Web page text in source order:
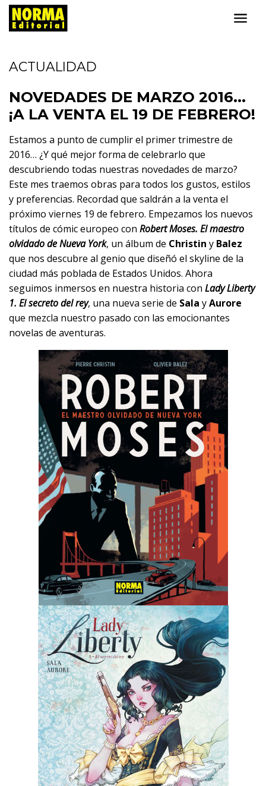
ACTUALIDAD
NOVEDADES DE MARZO 2016...
¡A LA VENTA EL 19 DE FEBRERO!
Estamos a punto de cumplir el primer trimestre de
2016… ¿Y qué mejor forma de celebrarlo que
descubriendo todas nuestras novedades de marzo?
Este mes traemos obras para todos los gustos, estilos
y preferencias. Recordad que saldrán a la venta el
próximo viernes 19 de febrero. Empezamos los nuevos
títulos de cómic europeo con Robert Moses. El maestro
olvidado de Nueva York, un álbum de Christin y Balez
que nos descubre al genio que diseñó el skyline de la
ciudad más poblada de Estados Unidos. Ahora
seguimos inmersos en nuestra historia con Lady Liberty
1. El secreto del rey, una nueva serie de Sala yAurore
que mezcla nuestro pasado con las emocionantes
novelas de aventuras.